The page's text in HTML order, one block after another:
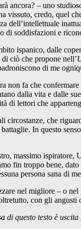
ancora? – uno
vissuto, credo, quel
dell’intellettuale
di soddisfazioni e
ispanico, dalle
ciò che propone nell’
di me
non fa che
dalla vita e dalle
di lettori che
circostanze, che
In questo
massimo
fin troppo bene,
persona sana di
nel migliore – o nel
con gli angusti
di questo testo è